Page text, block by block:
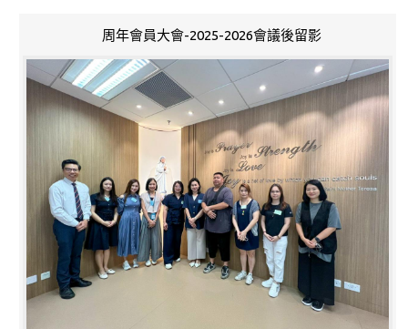
周年會員大會-2025-2026會議後留影